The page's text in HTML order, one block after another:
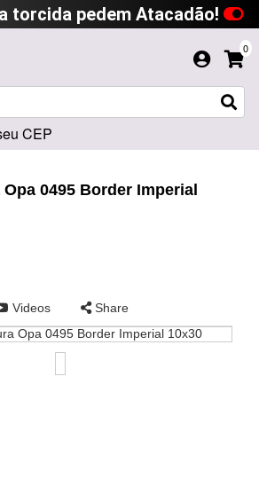
torcida pedem Atacadão!
0
CEP
0495 Border Imperial
Videos Share